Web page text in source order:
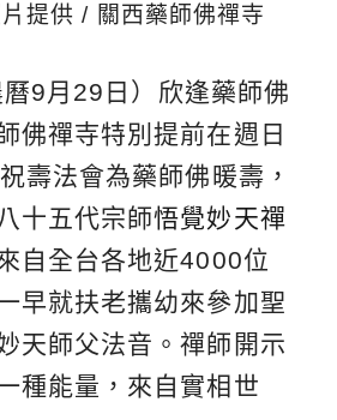
提供 / 關西藥師佛禪寺
9月29日）欣逢藥師佛
佛禪寺特別提前在週日
壽法會為藥師佛暖壽，
十五代宗師悟覺妙天禪
自全台各地近4000位
早就扶老攜幼來參加聖
天師父法音。禪師開示
種能量，來自實相世